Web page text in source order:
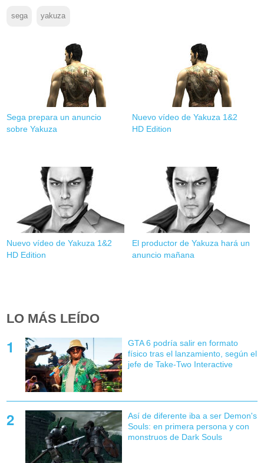
sega yakuza
Sega prepara un anuncio
sobre Yakuza
Nuevo vídeo de Yakuza 1&2
HD Edition
Nuevo vídeo de Yakuza 1&2
HD Edition
El productor de Yakuza hará un
anuncio mañana
LO MÁS LEÍDO
GTA 6 podría salir en formato
físico tras el lanzamiento, según el
jefe de Take-Two Interactive
Así de diferente iba a ser Demon's
Souls: en primera persona y con
monstruos de Dark Souls